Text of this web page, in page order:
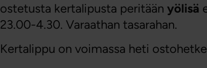
ostetusta kertalipusta peritään yölisä
23.00-4.30. Varaathan tasarahan.
Kertalippu on voimassa heti